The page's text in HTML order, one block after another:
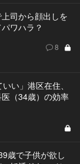
上司から顔出しを
ワハラ？
8
い」港区在住、
（34歳）の効率
歳で子供が欲し